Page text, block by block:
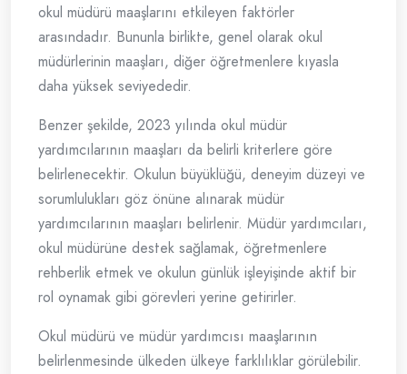
okul müdürü maaşlarını etkileyen faktörler
arasındadır. Bununla birlikte, genel olarak okul
müdürlerinin maaşları, diğer öğretmenlere kıyasla
daha yüksek seviyededir.
Benzer şekilde, 2023 yılında okul müdür
yardımcılarının maaşları da belirli kriterlere göre
belirlenecektir. Okulun büyüklüğü, deneyim düzeyi ve
sorumlulukları göz önüne alınarak müdür
yardımcılarının maaşları belirlenir. Müdür yardımcıları,
okul müdürüne destek sağlamak, öğretmenlere
rehberlik etmek ve okulun günlük işleyişinde aktif bir
rol oynamak gibi görevleri yerine getirirler.
Okul müdürü ve müdür yardımcısı maaşlarının
belirlenmesinde ülkeden ülkeye farklılıklar görülebilir.